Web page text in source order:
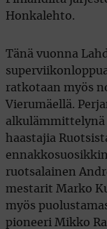
Honkalehto.
Tänä vuonna
ratkotaan myös
Vierumäellä.
alkulämmittelynä
haastajia
ruotsalainen
mestarit Marko
myös
pioneeri Mikko